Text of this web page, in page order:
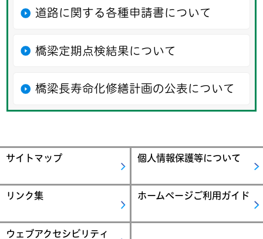
道路に関する各種申請書について
橋梁定期点検結果について
橋梁長寿命化修繕計画の公表について
サイトマップ 個人情報保護等について
リンク集 ホームページご利用ガイド
ウェブアクセシビリティ